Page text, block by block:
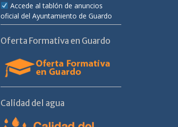
Accede al tablón de anuncios
oficial del Ayuntamiento de Guardo
Oferta Formativa en Guardo
Calidad del agua